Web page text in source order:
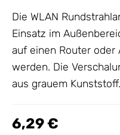
Die WLAN
Einsatz im
auf einen Router oder
werden. Die
aus grauem Kunststoff.
6,29 €